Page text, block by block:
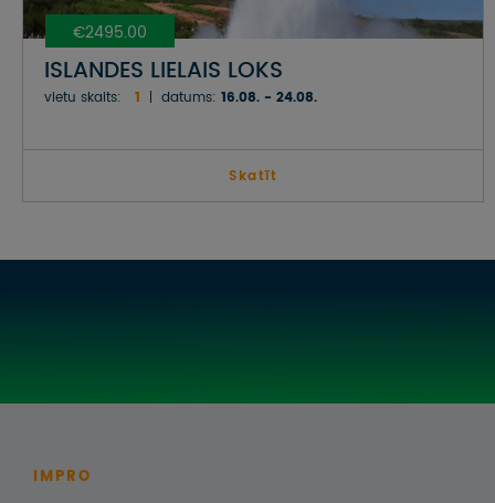
€2495.00
ISLANDES LIELAIS LOKS
vietu skaits: 1 datums: 16.08. - 24.08.
Skatīt
IMPRO